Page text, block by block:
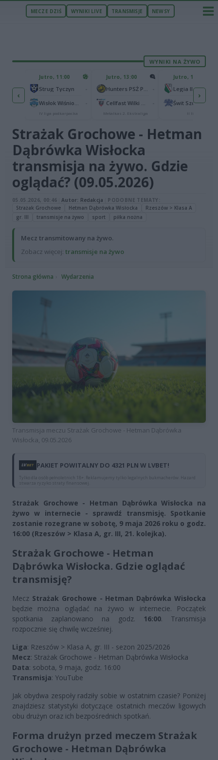
MECZE DZIŚ WYNIKI LIVE TRANSMISJE NEWSY
WYNIKI NA ŻYWO
‹
Podbeskidzie Bielsko-Biała2
2
Jutro, 11:00
Strug Tyczyn
IV liga podkarpacka
Jutro, 13:00
Metalkas 2. Ekstraliga
Jutro, 13:00
Świt Szczecin
II liga
›
Strażak Grochowe - Hetman
Dąbrówka Wisłocka
transmisja na żywo. Gdzie
oglądać? (09.05.2026)
05.05.2026, 00:46 Autor: Redakcja
PODOBNE TEMATY:
Strażak Grochowe
Hetman Dąbrówka Wisłocka
Rzeszów > Klasa A
gr. III
transmisje na żywo sport piłka nożna
Mecz transmitowany na żywo.
Zobacz więcej: transmisje na żywo
Strona główna Wydarzenia
Transmisja meczu Strażak Grochowe - Hetman Dąbrówka
Wisłocka, 09.05.2026
PAKIET POWITALNY DO 4321 PLN W LVBET!
Tylko dla osób pełnoletnich 18+. Reklamujemy tylko legalnych bukmacherów. Hazard
stwarza ryzyko straty finansowej.
Strażak Grochowe - Hetman Dąbrówka Wisłocka na
żywo w internecie - sprawdź transmisję. Spotkanie
zostanie rozegrane w sobotę, 9 maja 2026 roku o godz.
16:00 (Rzeszów > Klasa A, gr. III, 21. kolejka).
Strażak Grochowe - Hetman
Dąbrówka Wisłocka. Gdzie oglądać
transmisję?
Mecz Strażak Grochowe - Hetman Dąbrówka Wisłocka
będzie można oglądać na żywo w internecie. Początek
spotkania zaplanowano na godz. 16:00. Transmisja
rozpocznie się chwilę wcześniej.
Liga: Rzeszów > Klasa A, gr. III - sezon 2025/2026
Mecz: Strażak Grochowe - Hetman Dąbrówka Wisłocka
Data: sobota, 9 maja, godz. 16:00
Transmisja: YouTube
Jak obydwa zespoły radziły sobie w ostatnim czasie? Poniżej
znajdziesz statystyki dotyczące ostatnich meczów ligowych
obu drużyn oraz ich bezpośrednich spotkań.
Forma drużyn przed meczem Strażak
Grochowe - Hetman Dąbrówka